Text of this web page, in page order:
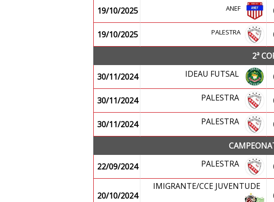
19/10/2025 ANEF
19/10/2025 PALESTRA
2ª
30/11/2024
IDEAU FUTSAL
30/11/2024 PALESTRA
30/11/2024 PALESTRA
22/09/2024
PALESTRA
20/10/2024
IMIGRANTE/CCE JUVENTUDE